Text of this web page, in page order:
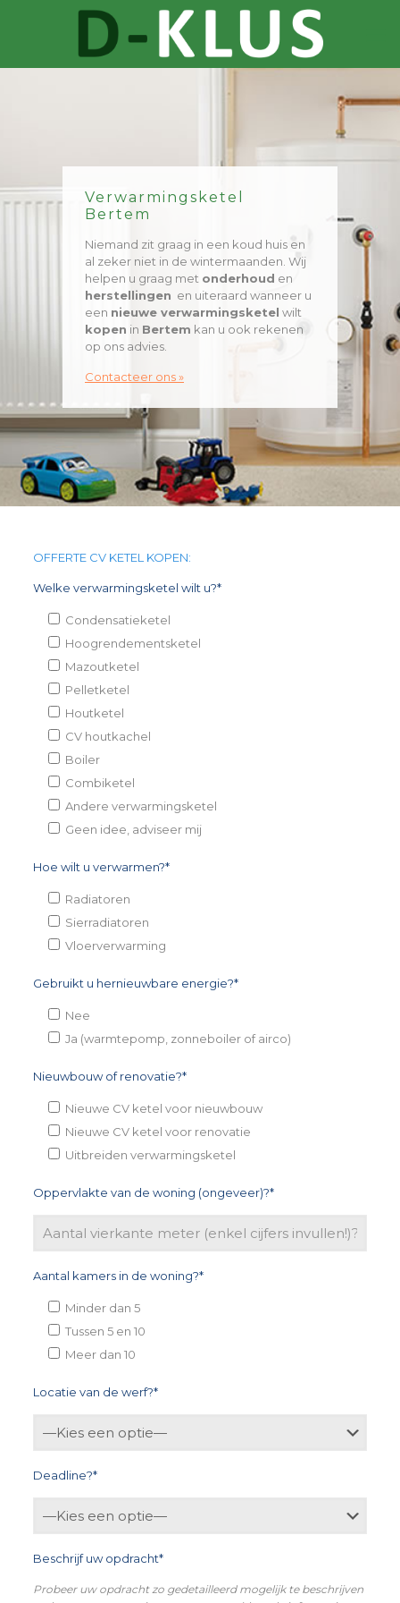
Verwarmingsketel
Bertem
Niemand zit graag in een koud huis en
al zeker niet in de wintermaanden. Wij
helpen u graag met onderhoud en
herstellingen en uiteraard wanneer u
een nieuwe verwarmingsketel wilt
kopen in Bertem kan u ook rekenen
op ons advies.
Contacteer ons »
OFFERTE CV KETEL KOPEN:
Welke verwarmingsketel wilt u?*
Condensatieketel
Hoogrendementsketel
Mazoutketel
Pelletketel
Houtketel
CV houtkachel
Boiler
Combiketel
Andere verwarmingsketel
Geen idee, adviseer mij
Hoe wilt u verwarmen?*
Radiatoren
Sierradiatoren
Vloerverwarming
Gebruikt u hernieuwbare energie?*
Nee
Ja (warmtepomp, zonneboiler of airco)
Nieuwbouw of renovatie?*
Nieuwe CV ketel voor nieuwbouw
Nieuwe CV ketel voor renovatie
Uitbreiden verwarmingsketel
Oppervlakte van de woning (ongeveer)?*
Aantal kamers in de woning?*
Minder dan 5
Tussen 5 en 10
Meer dan 10
Locatie van de werf?*
Deadline?*
Beschrijf uw opdracht*
Probeer uw opdracht zo gedetailleerd mogelijk te beschrijven